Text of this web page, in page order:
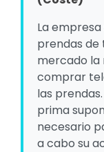
La
prendas de
mercado la
comprar
las
prima
necesario
a cabo su